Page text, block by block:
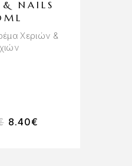
& NAILS
Χεριών &
8.40€